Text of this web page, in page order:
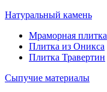
Натуральный камень
Мраморная плитка
Плитка из Оникса
Плитка Травертин
Сыпучие материалы